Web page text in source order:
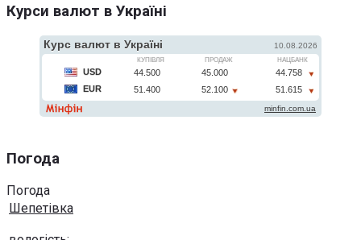
Курси валют в Україні
Погода
Погода
Шепетівка